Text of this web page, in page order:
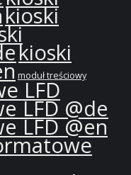
kioski
kioski
moduł treściowy
LFD
LFD @de
LFD @en